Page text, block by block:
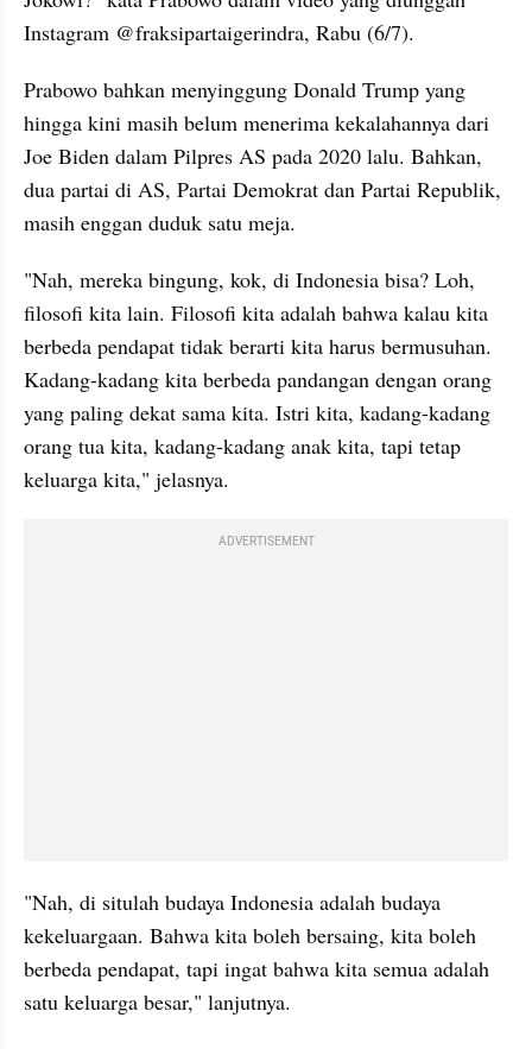
Instagram @fraksipartaigerindra, Rabu (6/7).
Prabowo bahkan menyinggung Donald Trump yang
hingga kini masih belum menerima kekalahannya dari
Joe Biden dalam Pilpres AS pada 2020 lalu. Bahkan,
dua partai di AS, Partai Demokrat dan Partai Republik,
masih enggan duduk satu meja.
"Nah, mereka bingung, kok, di Indonesia bisa? Loh,
filosofi kita lain. Filosofi kita adalah bahwa kalau kita
berbeda pendapat tidak berarti kita harus bermusuhan.
Kadang-kadang kita berbeda pandangan dengan orang
yang paling dekat sama kita. Istri kita, kadang-kadang
orang tua kita, kadang-kadang anak kita, tapi tetap
keluarga kita," jelasnya.
ADVERTISEMENT
"Nah, di situlah budaya Indonesia adalah budaya
kekeluargaan. Bahwa kita boleh bersaing, kita boleh
berbeda pendapat, tapi ingat bahwa kita semua adalah
satu keluarga besar," lanjutnya.